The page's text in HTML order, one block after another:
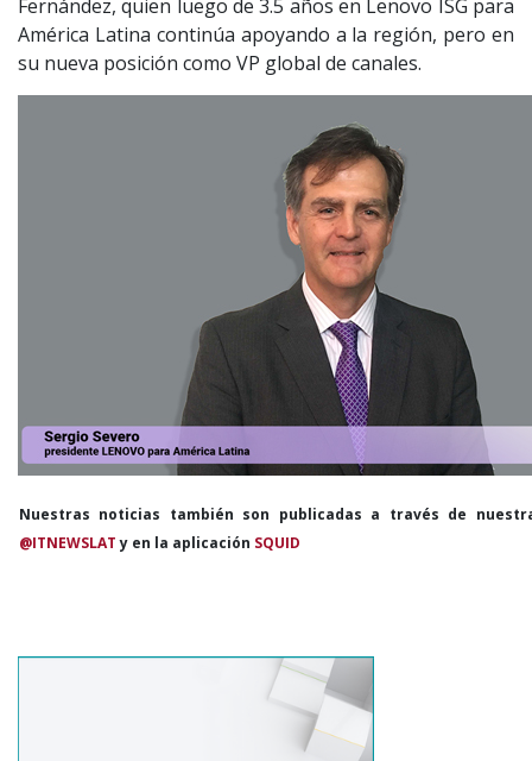
Fernández, quien luego de 3.5 años en Lenovo ISG para
América Latina continúa apoyando a la región, pero en
su nueva posición como VP global de canales.
Nuestras noticias también son publicadas a través de
@ITNEWSLATy en la aplicación SQUID